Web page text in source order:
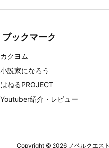
ブックマーク
カクヨム
小説家になろう
はねるPROJECT
Youtuber紹介・レビュー
Copyright © 2026 ノベルクエスト